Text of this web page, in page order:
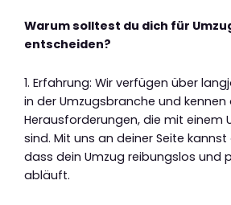
Warum solltest du dich für
entscheiden?
1. Erfahrung: Wir verfügen über
in der Umzugsbranche und kennen
Herausforderungen, die mit einem
sind. Mit uns an deiner Seite kannst
dass dein Umzug reibungslos und
abläuft.